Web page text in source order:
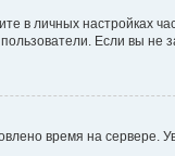
в личных настройках
Если вы не
время на сервере.